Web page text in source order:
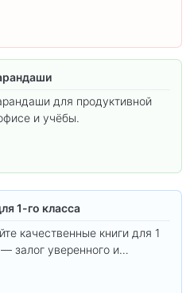
для продуктивной
и учёбы.
1-го класса
качественные книги для 1
залог уверенного и